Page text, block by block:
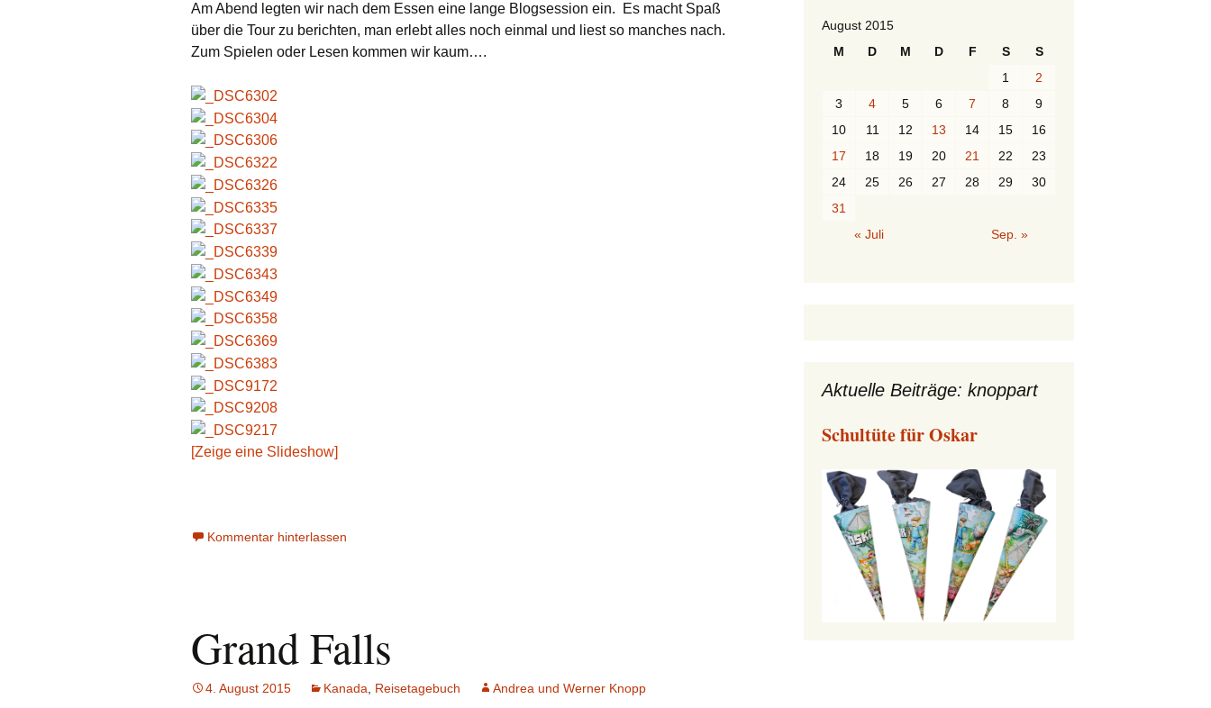
Am Abend legten wir nach dem Essen eine lange Blogsession ein. Es macht Spaß
über die Tour zu berichten, man erlebt alles noch einmal und liest so manches nach.
Zum Spielen oder Lesen kommen wir kaum….
[Zeige eine Slideshow]
Kommentar hinterlassen
Grand Falls
4. August 2015 Kanada, Reisetagebuch Andrea und Werner Knopp
August 2015
M
D M D F S
S
1
2
3
4 5 6 7 8
9
10
11 12 13 14 15
16
17
18 19 20 21 22
23
24
25 26 27 28 29
30
31
« Juli
Sep. »
Aktuelle Beiträge: knoppart
Schultüte für Oskar